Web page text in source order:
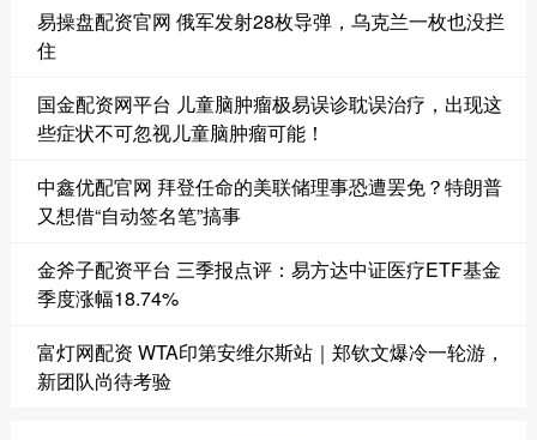
易操盘配资官网 俄军发射28枚导弹，乌克兰一枚也没拦
住
国金配资网平台 儿童脑肿瘤极易误诊耽误治疗，出现这
些症状不可忽视儿童脑肿瘤可能！
中鑫优配官网 拜登任命的美联储理事恐遭罢免？特朗普
又想借“自动签名笔”搞事
金斧子配资平台 三季报点评：易方达中证医疗ETF基金
季度涨幅18.74%
富灯网配资 WTA印第安维尔斯站｜郑钦文爆冷一轮游，
新团队尚待考验